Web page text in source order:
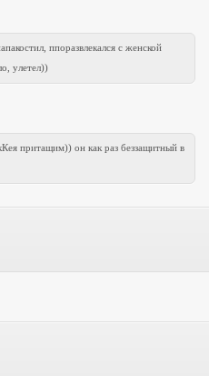
ппоразвлекался с женской
улетел))
притащим)) он как раз беззащитный в